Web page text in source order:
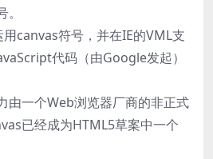
canvas符号，并在IE的VML支
代码（由Google发起）
由一个Web浏览器厂商的非正式
已经成为HTML5草案中一个